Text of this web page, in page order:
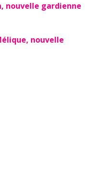
nouvelle gardienne
nouvelle